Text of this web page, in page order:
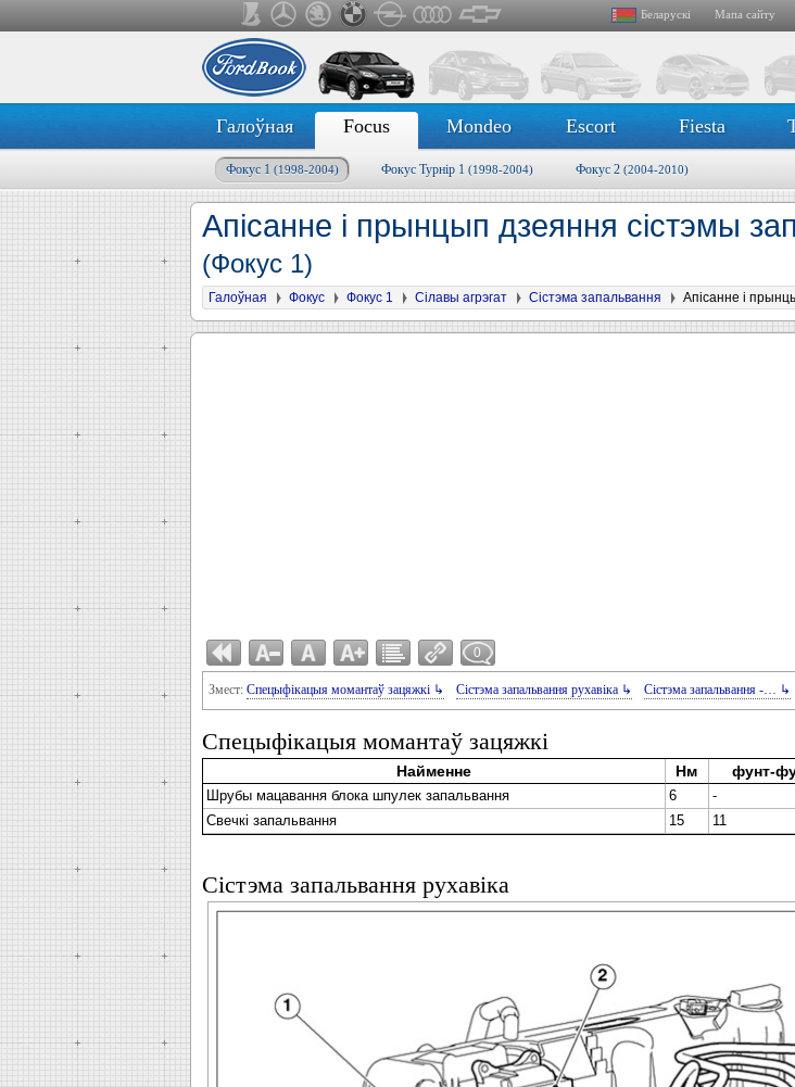
Беларускі Мапа сайту
Галоўная Focus Mondeo Escort Fiesta
Фокус 1 (1998-2004) Фокус Турнір 1 (1998-2004) Фокус 2 (2004-2010)
Апісанне і прынцып дзеяння сістэмы
(Фокус 1)
Галоўная Фокус Фокус 1 Сілавы агрэгат Сістэма запальвання Апісанне і
0
Змест: Спецыфікацыя момантаў зацяжкі ↳ Сістэма запальвання рухавіка ↳ Сістэма запальвання -… ↳
Спецыфікацыя момантаў зацяжкі
Найменне Нм фунт-
Шрубы мацавання блока шпулек запальвання 6 -
Свечкі запальвання
15 11
Сістэма запальвання рухавіка